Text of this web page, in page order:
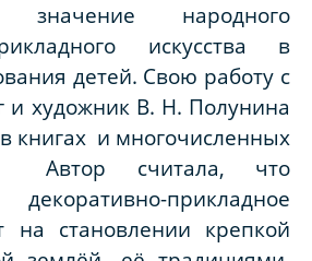
значение народного
искусства в
детей. Свою работу с
и художник В. Н. Полунина
книгах и многочисленных
Автор считала, что
прикладное
на становлении крепкой